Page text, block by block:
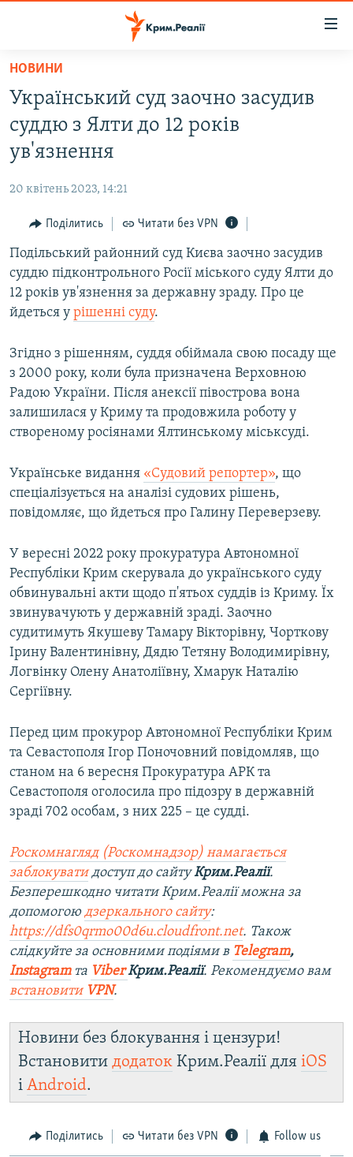
Перейти
основного
матеріалу
Перейти
до
основної
Перейти
пошуку
ВОДА.КРИМ
ВІДЕО ТА ФОТО
БЛОГИ
ПОГЛЯД
ІНТЕРВ'Ю
ВСЕ ЗА ДЕНЬ
СПЕЦПРОЕКТИ
ВІДЕОУРОКИ «ELIFBE»
СВІДЧЕННЯ ОКУПАЦІЇ
УКРАЇНСЬКА ПРОБЛЕМА КРИМУ
Русский
Qırımtatar
НОВИНИ
Український суд заочно засудив
суддю з Ялти до 12 років
ув'язнення
20 квітень 2023, 14:21
Поділитись Читати без VPN
Подільський районний суд Києва заочно засудив
суддю підконтрольного Росії міського суду Ялти до
12 років ув'язнення за державну зраду. Про це
йдеться у рішенні суду.
Згідно з рішенням, суддя обіймала свою посаду ще
з 2000 року, коли була призначена Верховною
Радою України. Після анексії півострова вона
залишилася у Криму та продовжила роботу у
створеному росіянами Ялтинському міськсуді.
Українське видання «Судовий репортер», що
спеціалізується на аналізі судових рішень,
повідомляє, що йдеться про Галину Переверзеву.
У вересні 2022 року прокуратура Автономної
Республіки Крим скерувала до українського суду
обвинувальні акти щодо п'ятьох суддів із Криму. Їх
звинувачують у державній зраді. Заочно
судитимуть Якушеву Тамару Вікторівну, Чорткову
Ірину Валентинівну, Дядю Тетяну Володимирівну,
Логвінку Олену Анатоліївну, Хмарук Наталію
Сергіївну.
Перед цим прокурор Автономної Республіки Крим
та Севастополя Ігор Поночовний повідомляв, що
станом на 6 вересня Прокуратура АРК та
Севастополя оголосила про підозру в державній
зраді 702 особам, з них 225 – це судді.
Роскомнагляд (Роскомнадзор) намагається
заблокуватидоступ до сайтуКрим.Реалії.
Безперешкодно читати Крим.Реалії можна за
допомогою дзеркального сайту:
https://dfs0qrmo00d6u.cloudfront.net. Також
слідкуйте за основними подіями в Telegram,
Instagramта ViberКрим.Реалії. Рекомендуємо вам
встановити VPN.
Новини без блокування і цензури!
Встановити додаток Крим.Реалії для iOS
і Android.
Поділитись Читати без VPN Follow us